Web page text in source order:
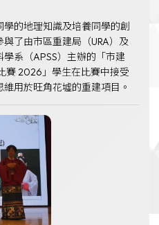
的地理知識及培養同學的創
了由市區重建局（URA）及
系（APSS）主辦的「市建
賽 2026」學生在比賽中接受
用於旺角花墟的重建項目。